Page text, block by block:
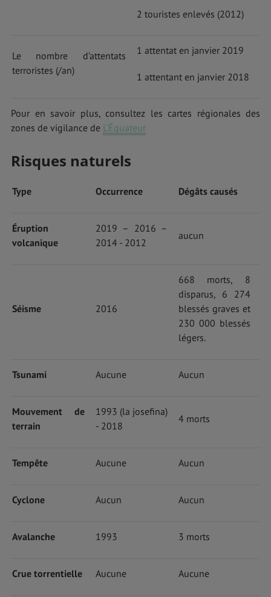
2 touristes enlevés (2012)
Le nombre d’attentats
terroristes (/an)
1 attentat en janvier 2019
1 attentant en janvier 2018
Pour en savoir plus, consultez les cartes régionales des
zones de vigilance de L'Équateur
Risques naturels
Type Occurrence Dégâts causés
Éruption
volcanique
2019 – 2016 –
2014 - 2012
aucun
Séisme 2016
668 morts, 8
disparus, 6 274
blessés graves et
230 000 blessés
légers.
Tsunami Aucune Aucun
Mouvement de
terrain
1993 (la josefina)
- 2018
4 morts
Tempête Aucune Aucun
Cyclone Aucun Aucun
Avalanche 1993 3 morts
Crue torrentielle Aucune Aucune